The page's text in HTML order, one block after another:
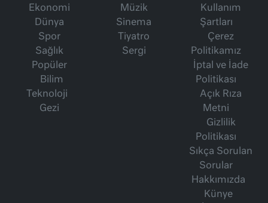
Ekonomi
Dünya
Spor
Sağlık
Popüler
Bilim
Teknoloji
Gezi
Müzik
Sinema
Tiyatro
Sergi
Kullanım
Şartları
Çerez
Politikamız
İptal ve İade
Politikası
Açık Rıza
Metni
Gizlilik
Politikası
Sıkça Sorulan
Sorular
Hakkımızda
Künye